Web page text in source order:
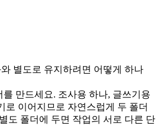
별도로 유지하려면 어떻게 하나
를 만드세요. 조사용 하나, 글쓰기용
로 이어지므로 자연스럽게 두 폴더
도 폴더에 두면 작업의 서로 다른 단